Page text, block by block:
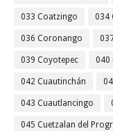
033 Coatzingo 034
036 Coronango
039 Coyotepec 040
042 Cuautinchán
043 Cuautlancingo
045 Cuetzalan del